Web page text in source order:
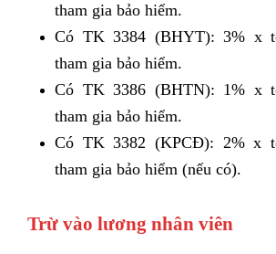
tham gia bảo hiểm.
Có TK 3384 (BHYT): 3% x
tham gia bảo hiểm.
Có TK 3386 (BHTN): 1% x
tham gia bảo hiểm.
Có TK 3382 (KPCĐ): 2% x
tham gia bảo hiểm (nếu có).
Trừ vào lương nhân viên